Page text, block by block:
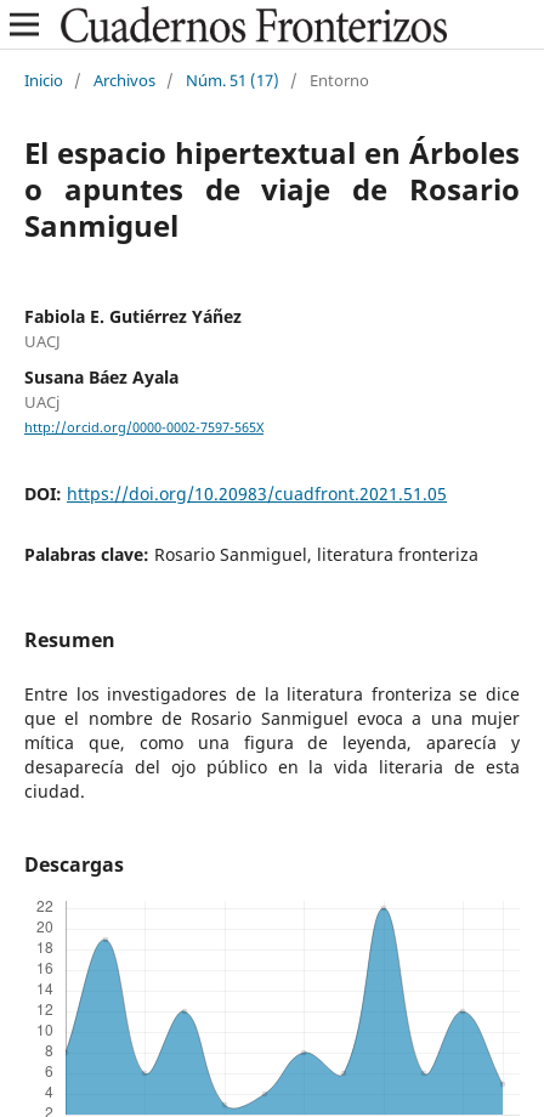
Inicio / Archivos / Núm. 51 (17) / Entorno
El espacio hipertextual en Árboles
o apuntes de viaje de Rosario
Sanmiguel
Fabiola E. Gutiérrez Yáñez
UACJ
Susana Báez Ayala
UACj
http://orcid.org/0000-0002-7597-565X
DOI: https://doi.org/10.20983/cuadfront.2021.51.05
Palabras clave: Rosario Sanmiguel, literatura fronteriza
Resumen
Entre los investigadores de la literatura fronteriza se dice
que el nombre de Rosario Sanmiguel evoca a una mujer
mítica que, como una figura de leyenda, aparecía y
desaparecía del ojo público en la vida literaria de esta
ciudad.
Descargas